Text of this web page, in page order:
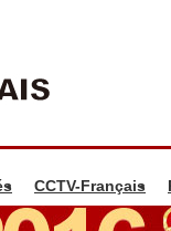
CCTV-Français